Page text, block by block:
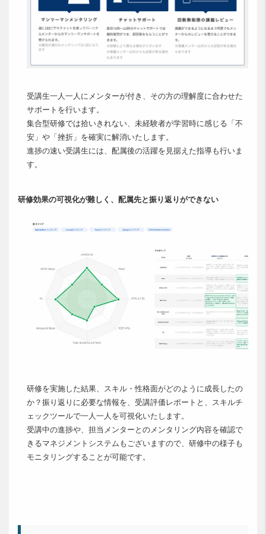
受講生一人一人にメンターが付き、その方の理解度に合わせた
サポートを行います。
集合型研修では拾いきれない、未経験者が学習時に感じる「不
安」や「挫折」を確実に解消いたします。
進捗の速い受講生には、配属後の活躍を見据えた指導も行いま
す。
研修効果の可視化が難しく、配属先と振り返りができない
研修を実施した結果、スキル・性格面がどのように成長したの
か？振り返りに必要な情報を、受講評価レポートと、スキルチ
ェックツールで一人一人を可視化いたします。
受講中の進捗や、担当メンターとのメンタリング内容を確認で
きるマネジメントシステムもございますので、研修中の様子も
モニタリングすることが可能です。